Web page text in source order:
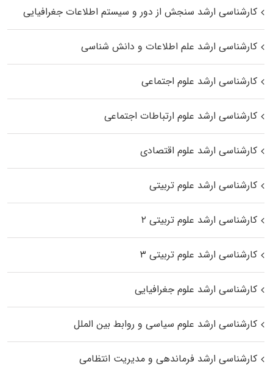
کارشناسی ارشد سنجش از دور و سیستم اطلاعات جغرافیایی
کارشناسی ارشد علم اطلاعات و دانش شناسی
کارشناسی ارشد علوم اجتماعی
کارشناسی ارشد علوم ارتباطات اجتماعی
کارشناسی ارشد علوم اقتصادی
کارشناسی ارشد علوم تربیتی
کارشناسی ارشد علوم تربیتی ۲
کارشناسی ارشد علوم تربیتی ۳
کارشناسی ارشد علوم جغرافیایی
کارشناسی ارشد علوم سیاسی و روابط بین الملل
کارشناسی ارشد فرماندهی و مدیریت انتظامی